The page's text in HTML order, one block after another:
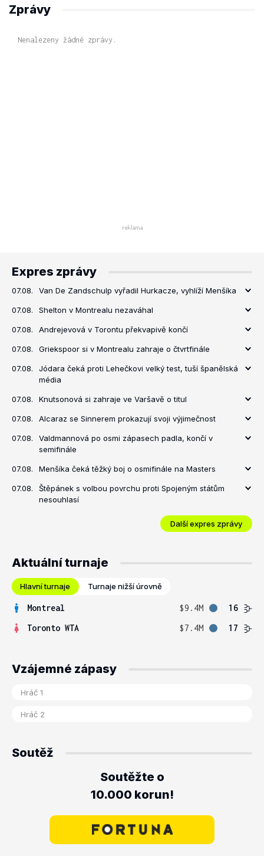
Zprávy
Nenalezeny žádné zprávy.
Expres zprávy
07.08. Van De Zandschulp vyřadil Hurkacze, vyhlíží Menšíka
07.08. Shelton v Montrealu nezaváhal
07.08. Andrejevová v Torontu překvapivě končí
07.08. Griekspoor si v Montrealu zahraje o čtvrtfinále
07.08.
Jódara čeká proti Lehečkovi velký test, tuší španělská
média
07.08. Knutsonová si zahraje ve Varšavě o titul
07.08. Alcaraz se Sinnerem prokazují svoji výjimečnost
07.08.
Valdmannová po osmi zápasech padla, končí v
semifinále
07.08. Menšíka čeká těžký boj o osmifinále na Masters
07.08.
Štěpánek s volbou povrchu proti Spojeným státům
nesouhlasí
Další expres zprávy
Aktuální turnaje
Hlavní turnaje Turnaje nižší úrovně
Montreal $9.4M
16
Toronto WTA
$7.4M 17
Vzájemné zápasy
Soutěž
Soutěžte o
10.000 korun!